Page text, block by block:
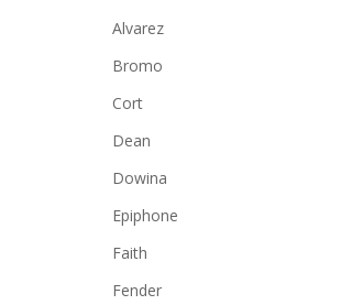
Alvarez
Bromo
Cort
Dean
Dowina
Epiphone
Faith
Fender